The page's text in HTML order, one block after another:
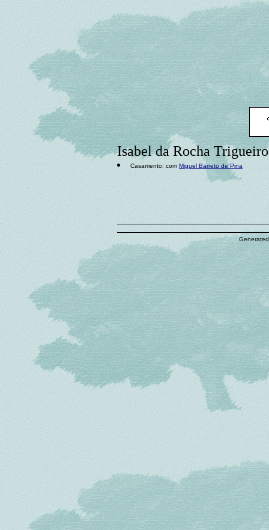
Isabel da Rocha
Casamento: com Miguel Barreto de Pina